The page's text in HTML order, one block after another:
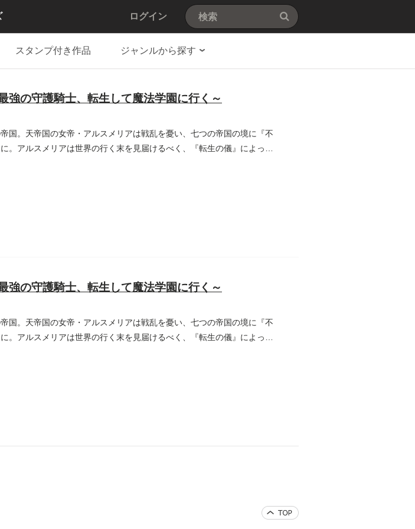
ログイン
スタンプ付き作品 ジャンルから探す
の守護騎士、転生して魔法学園に行く～
国。天帝国の女帝・アルスメリアは戦乱を憂い、七つの帝国の境に『不
。アルスメリアは世界の行く末を見届けるべく、『転生の儀』によって
の守護騎士、転生して魔法学園に行く～
国。天帝国の女帝・アルスメリアは戦乱を憂い、七つの帝国の境に『不
。アルスメリアは世界の行く末を見届けるべく、『転生の儀』によって